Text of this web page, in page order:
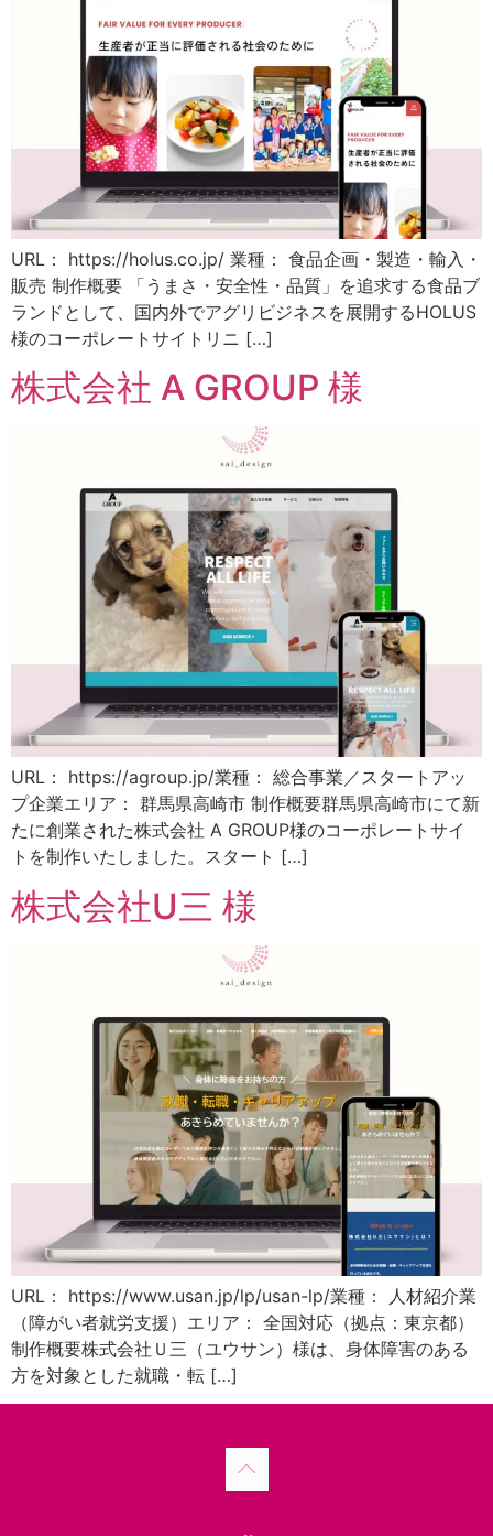
URL： https://holus.co.jp/ 業種： 食品企画・製造・輸入・
販売 制作概要 「うまさ・安全性・品質」を追求する食品ブ
ランドとして、国内外でアグリビジネスを展開するHOLUS
様のコーポレートサイトリニ […]
株式会社 A GROUP 様
URL： https://agroup.jp/業種： 総合事業／スタートアッ
プ企業エリア： 群馬県高崎市 制作概要群馬県高崎市にて新
たに創業された株式会社 A GROUP様のコーポレートサイ
トを制作いたしました。スタート […]
株式会社U三 様
URL： https://www.usan.jp/lp/usan-lp/業種： 人材紹介業
（障がい者就労支援）エリア： 全国対応（拠点：東京都）
制作概要株式会社Ｕ三（ユウサン）様は、身体障害のある
方を対象とした就職・転 […]